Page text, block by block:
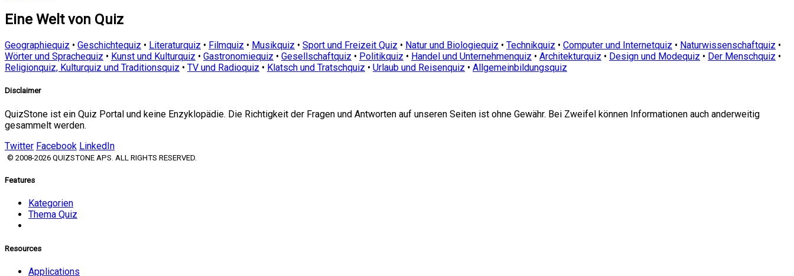
Eine Welt von Quiz
Geographiequiz • Geschichtequiz • Literaturquiz • Filmquiz • Musikquiz • Sport und Freizeit Quiz • Natur und Biologiequiz • Technikquiz • Computer und Internetquiz • Naturwissenschaftquiz •
Wörter und Sprachequiz • Kunst und Kulturquiz • Gastronomiequiz • Gesellschaftquiz • Politikquiz • Handel und Unternehmenquiz • Architekturquiz • Design und Modequiz • Der Menschquiz •
Religionquiz, Kulturquiz und Traditionsquiz • TV und Radioquiz • Klatsch und Tratschquiz • Urlaub und Reisenquiz • Allgemeinbildungsquiz
Disclaimer
QuizStone ist ein Quiz Portal und keine Enzyklopädie. Die Richtigkeit der Fragen und Antworten auf unseren Seiten ist ohne Gewähr. Bei Zweifel können Informationen auch anderweitig
gesammelt werden.
Twitter Facebook LinkedIn
© 2008-2026 QUIZSTONE APS. ALL RIGHTS RESERVED.
Features
Kategorien
Thema Quiz
Resources
Applications